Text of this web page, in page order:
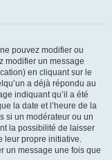
pouvez modifier ou
modifier un message
en cliquant sur le
a déjà répondu au
indiquant qu’il a été
la date et l’heure de la
si un modérateur ou un
la possibilité de laisser
leur propre initiative.
un message une fois que